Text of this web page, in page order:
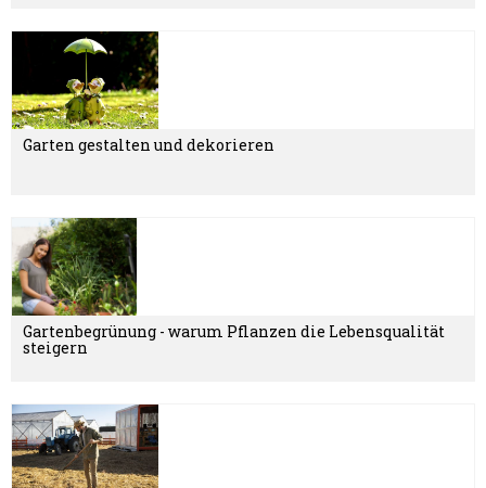
Garten gestalten und dekorieren
Gartenbegrünung - warum Pflanzen die Lebensqualität
steigern